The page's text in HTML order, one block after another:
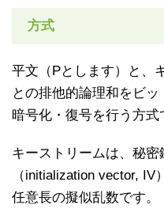
方式
平文（Pとします）と、
との排他的論理和をビ
暗号化・復号を行う方式
キーストリームは、秘
（initialization vector,
任意長の擬似乱数です。